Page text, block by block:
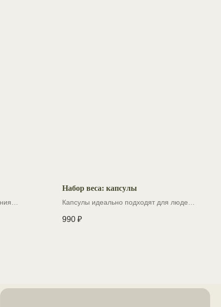
Набор веса: капсулы
Капсулы идеально подходят для людей,
увеличить массу тела естественным
990 ₽